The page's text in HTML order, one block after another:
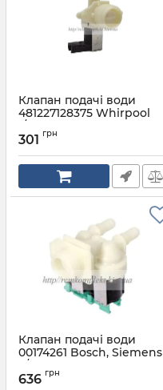
Клапан подачі води
481227128375 Whirpool
1/90
Артикул:
301 грн
Клапан подачі води
00174261 Bosch, Siemens
2/180
Артикул:
636 грн